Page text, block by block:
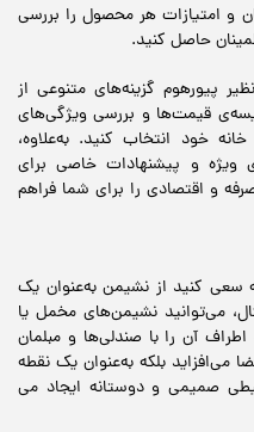
و امتیازات هر محصول را بررسی
حاصل کنید.
پیورهوم گزینه‌های متنوعی از
قیمت‌ها و بررسی ویژگی‌های
خود انتخاب کنید. به‌علاوه،
ویژه و پیشنهادات خاصی برای
و اقتصادی را برای شما فراهم
سعی کنید از نشیمن به‌عنوان یک
می‌توانید نشیمن‌های مخمل یا
آن را با صندلی‌ها و مبلمان
می‌افزاید بلکه به‌عنوان یک نقطه
صمیمی و دوستانه ایجاد می